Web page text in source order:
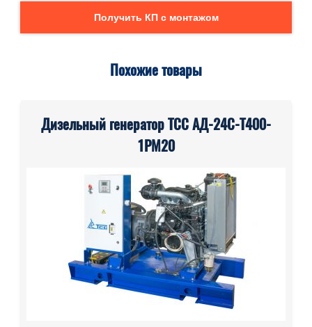
Получить КП с монтажом
Похожие товары
Дизельный генератор ТСС АД-24С-Т400-
1РМ20